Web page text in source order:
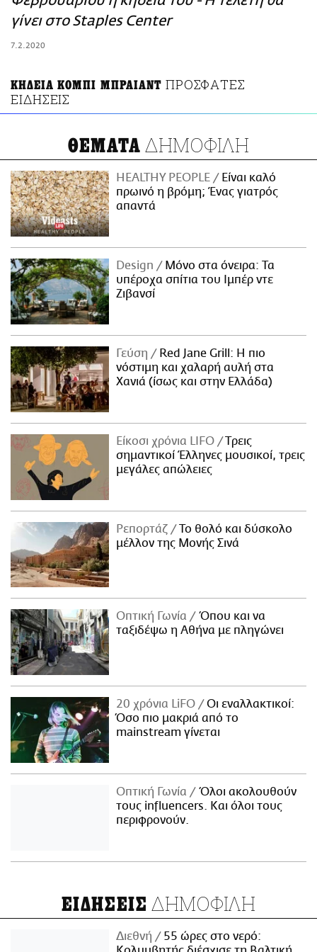
ΑΜΠΑ
γίνει στο Staples Center
7.2.2020
ΚΗΔΕΙΑ ΚΟΜΠΙ ΜΠΡΑΙΑΝΤ ΠΡΟΣΦΑΤΕΣ
ΕΙΔΗΣΕΙΣ
ΘΕΜΑΤΑ ΔΗΜΟΦΙΛΗ
HEALTHY PEOPLE
Είναι καλό
πρωινό η βρόμη; Ένας γιατρός
απαντά
Design
Μόνο στα όνειρα: Τα
υπέροχα σπίτια του Ιμπέρ ντε
Ζιβανσί
Γεύση
Red Jane Grill: Η πιο
νόστιμη και χαλαρή αυλή στα
Χανιά (ίσως και στην Ελλάδα)
Είκοσι χρόνια LIFO
Tρεις
σημαντικοί Έλληνες μουσικοί, τρεις
μεγάλες απώλειες
Ρεπορτάζ
Το θολό και δύσκολο
μέλλον της Μονής Σινά
Οπτική Γωνία
Όπου και να
ταξιδέψω η Αθήνα με πληγώνει
20 χρόνια LiFO
Οι εναλλακτικοί:
Όσο πιο μακριά από το
mainstream γίνεται
Οπτική Γωνία
Όλοι ακολουθούν
τους influencers. Και όλοι τους
περιφρονούν.
ΕΙΔΗΣΕΙΣ ΔΗΜΟΦΙΛΗ
Διεθνή
55 ώρες στο νερό: